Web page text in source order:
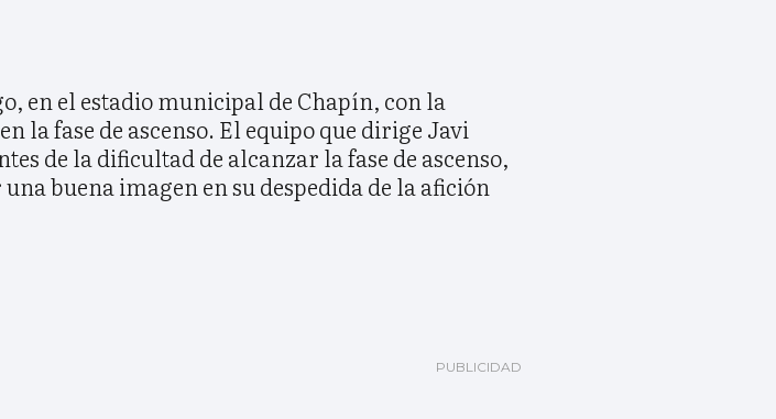
en el estadio municipal de Chapín, con la
la fase de ascenso. El equipo que dirige Javi
de la dificultad de alcanzar la fase de ascenso,
buena imagen en su despedida de la afición